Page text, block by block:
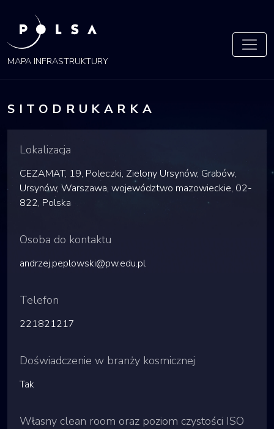
POLSA
MAPA
MAPA INFRASTRUKTURY
SITODRUKARKA
Lokalizacja
CEZAMAT, 19, Poleczki, Zielony Ursynów, Grabów,
Ursynów, Warszawa, województwo mazowieckie, 02-
822, Polska
Osoba do kontaktu
andrzej.peplowski@pw.edu.pl
Telefon
221821217
Doświadczenie w branży kosmicznej
Tak
Własny clean room oraz poziom czystości ISO